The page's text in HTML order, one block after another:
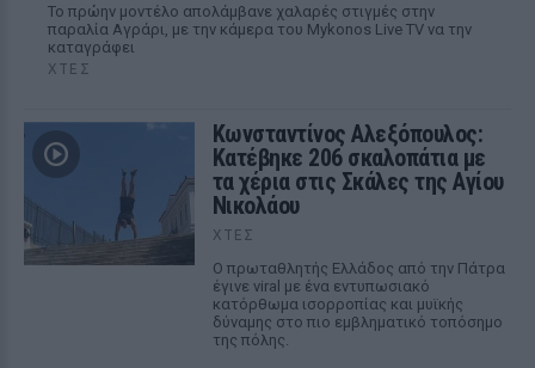
Το πρώην μοντέλο απολάμβανε χαλαρές στιγμές στην
παραλία Αγράρι, με την κάμερα του Mykonos Live TV να την
καταγράφει
ΧΤΕΣ
Κωνσταντίνος Αλεξόπουλος:
Κατέβηκε 206 σκαλοπάτια με
τα χέρια στις Σκάλες της Αγίου
Νικολάου
ΧΤΕΣ
Ο πρωταθλητής Ελλάδος από την Πάτρα
έγινε viral με ένα εντυπωσιακό
κατόρθωμα ισορροπίας και μυϊκής
δύναμης στο πιο εμβληματικό τοπόσημο
της πόλης.